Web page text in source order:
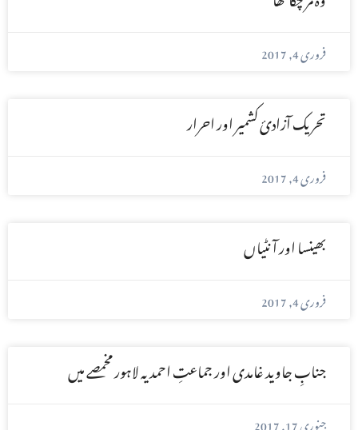
فروری 4, 2017
تحریک آزادیٔ کشمیر اور احرار
فروری 4, 2017
بھینسا اور آنٹیاں
فروری 4, 2017
جنابِ جاوید غامدی اور جماعتِ احمدیہ لاہور مخمصے میں
جنوری 17, 2017